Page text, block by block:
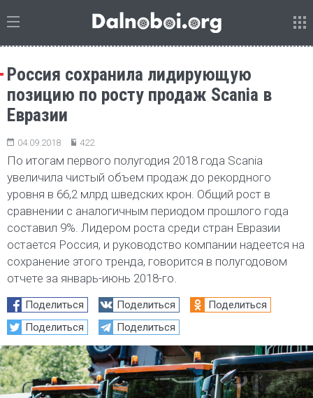
Россия сохранила лидирующую
позицию по росту продаж Scania в
Евразии
04.09.2018 422
По итогам первого полугодия 2018 года Scania
увеличила чистый объем продаж до рекордного
уровня в 66,2 млрд шведских крон. Общий рост в
сравнении с аналогичным периодом прошлого года
составил 9%. Лидером роста среди стран Евразии
остается Россия, и руководство компании надеется на
сохранение этого тренда, говорится в полугодовом
отчете за январь-июнь 2018-го.
Поделиться Поделиться
Поделиться
Поделиться
Поделиться